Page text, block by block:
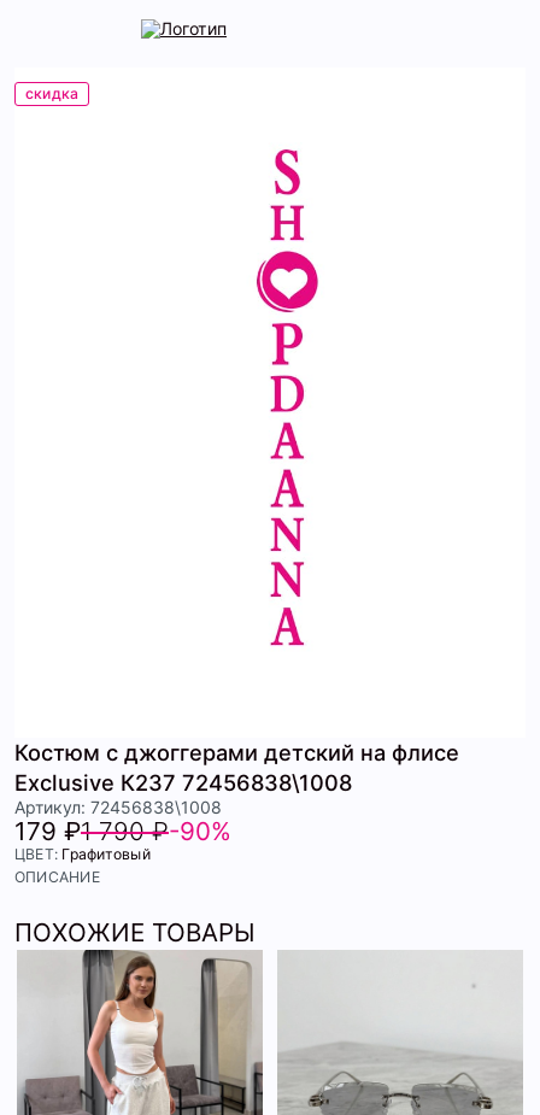
скидка
Костюм с джоггерами детский на флисе
Exclusive К237 72456838\1008
Артикул: 72456838\1008
179 ₽1 790 ₽-90%
ЦВЕТ: Графитовый
ОПИСАНИЕ
ПОХОЖИЕ ТОВАРЫ